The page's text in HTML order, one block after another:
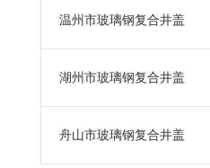
温州市玻璃钢复合井盖
湖州市玻璃钢复合井盖
舟山市玻璃钢复合井盖